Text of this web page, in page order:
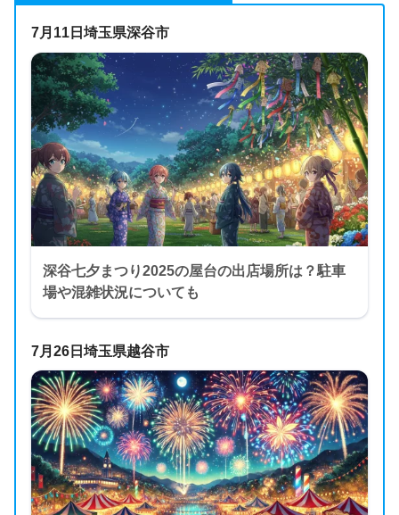
7月11日埼玉県深谷市
深谷七夕まつり2025の屋台の出店場所は？駐車
場や混雑状況についても
7月26日埼玉県越谷市